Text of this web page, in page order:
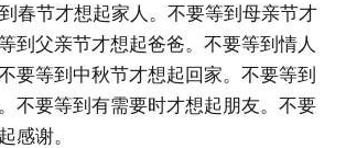
春节才想起家人。不要等到母亲节才
到父亲节才想起爸爸。不要等到情人
要等到中秋节才想起回家。不要等到
不要等到有需要时才想起朋友。不要
感谢。